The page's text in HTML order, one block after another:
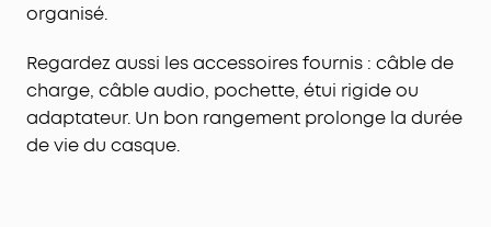
organisé.
Regardez aussi les accessoires fournis : câble de
charge, câble audio, pochette, étui rigide ou
adaptateur. Un bon rangement prolonge la durée
de vie du casque.